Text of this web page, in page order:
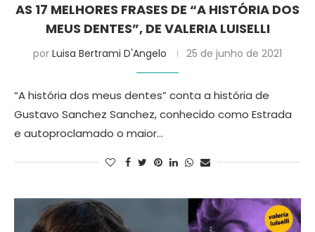
AS 17 MELHORES FRASES DE “A HISTÓRIA DOS
MEUS DENTES”, DE VALERIA LUISELLI
por Luisa Bertrami D'Angelo 25 de junho de 2021
“A história dos meus dentes” conta a história de
Gustavo Sanchez Sanchez, conhecido como Estrada
e autoproclamado o maior…